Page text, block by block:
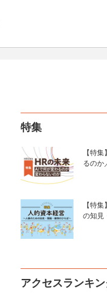
特集
【特
るのか
【特
の知見
アクセスランキ